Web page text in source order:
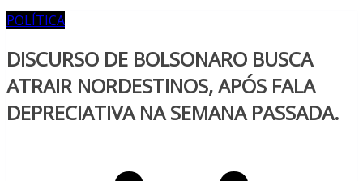
POLÍTICA
DISCURSO DE BOLSONARO BUSCA
ATRAIR NORDESTINOS, APÓS FALA
DEPRECIATIVA NA SEMANA PASSADA.